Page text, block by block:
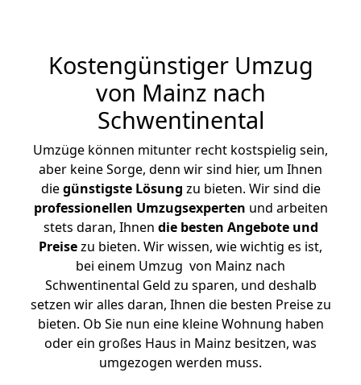
Kostengünstiger Umzug
von Mainz nach
Schwentinental
Umzüge können mitunter recht kostspielig sein,
aber keine Sorge, denn wir sind hier, um Ihnen
diegünstigste Lösung zu bieten. Wir sind die
professionellen Umzugsexperten und arbeiten
stets daran, Ihnen die besten Angebote und
Preisezu bieten. Wir wissen, wie wichtig es ist,
bei einem Umzug von Mainz nach
Schwentinental Geld zu sparen, und deshalb
setzen wir alles daran, Ihnen die besten Preise zu
bieten. Ob Sie nun eine kleine Wohnung haben
oder ein großes Haus in Mainz besitzen, was
umgezogen werden muss.